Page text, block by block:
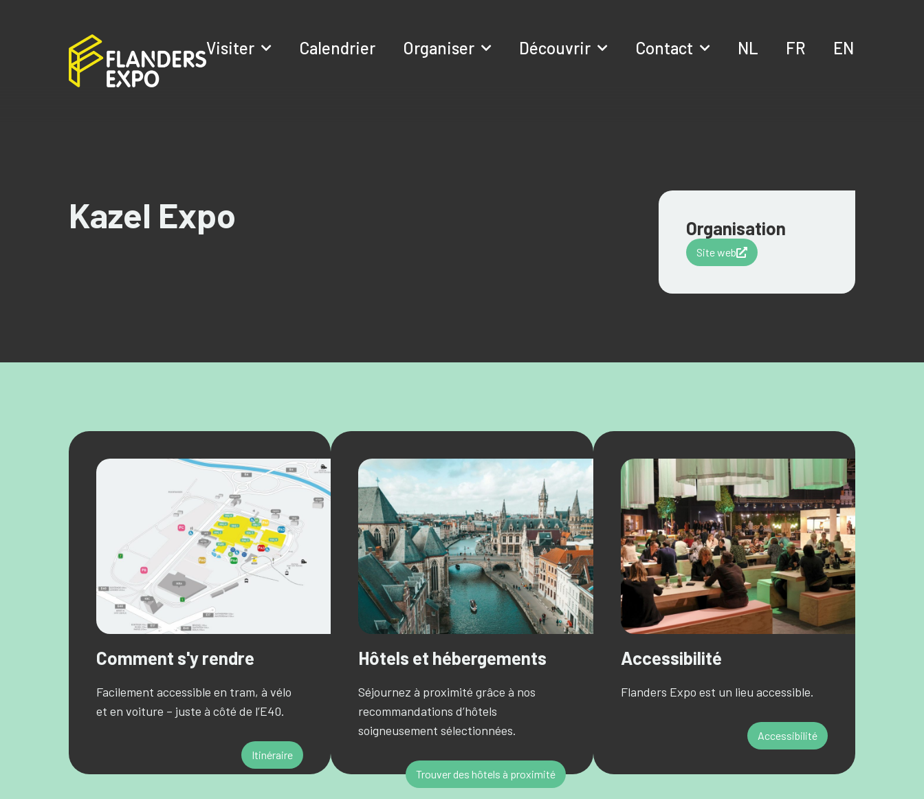
Visiter Calendrier Organiser Découvrir Contact NL FR EN
Kazel Expo Organisation
Site web
Comment s'y rendre
Facilement accessible en tram, à vélo
et en voiture – juste à côté de l’E40.
Itinéraire
Hôtels et hébergements
Séjournez à proximité grâce à nos
recommandations d’hôtels
soigneusement sélectionnées.
Trouver des hôtels à proximité
Accessibilité
Flanders Expo est un lieu accessible.
Accessibilité